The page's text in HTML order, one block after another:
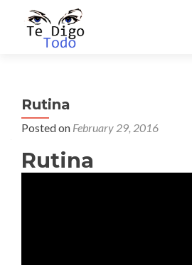
Rutina
Posted on February 29, 2016
Rutina